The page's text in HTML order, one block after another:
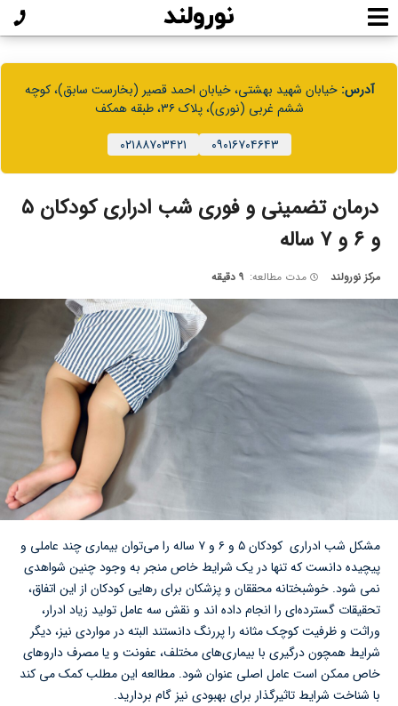
آدرس:خیابان شهید بهشتی، خیابان احمد قصیر (بخارست سابق)، کوچه
ششم غربی (نوری)، پلاک ۳۶، طبقه همکف
۰۹۰۱۶۷۰۴۶۴۳
۰۲۱۸۸۷۰۳۴۲۱
درمان تضمینی و فوری شب ادراری کودکان ۵
و ۶ و ۷ ساله
مرکز نورولند مدت مطالعه: ۹ دقیقه
مشکل شب ادراری کودکان ۵ و ۶ و ۷ ساله را می‌توان بیماری چند عاملی و
پیچیده دانست که تنها در یک شرایط خاص منجر به وجود چنین شواهدی
نمی شود. خوشبختانه محققان و پزشکان برای رهایی کودکان از این اتفاق،
تحقیقات گسترده‌ای را انجام داده اند و نقش سه عامل تولید زیاد ادرار،
وراثت و ظرفیت کوچک مثانه را پررنگ دانستند البته در مواردی نیز، دیگر
شرایط همچون درگیری با بیماری‌های مختلف، عفونت و یا مصرف داروهای
خاص ممکن است عامل اصلی عنوان شود. مطالعه این مطلب کمک می کند
با شناخت شرایط تاثیرگذار برای بهبودی نیز گام بردارید.